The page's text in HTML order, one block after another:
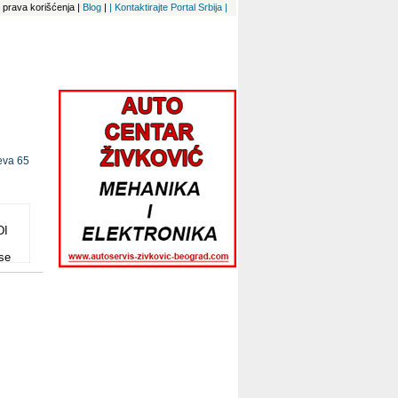
prava korišćenja | Blog | | Kontaktirajte Portal Srbija |
65